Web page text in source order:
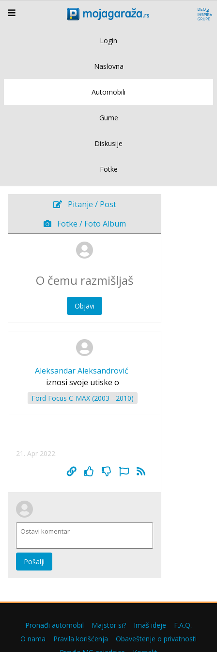
Login
Naslovna
Automobili
Gume
Diskusije
Fotke
Pitanje / Post
Fotke / Foto Album
Objavi
Aleksandar Aleksandrović
iznosi svoje utiske o
Ford Focus C-MAX (2003 - 2010)
21. Apr 2022.
Pošalji
Pronađi automobil Majstor si? Imaš ideje
F.A.Q.
O nama
Pravila korišćenja
Obaveštenje o privatnosti